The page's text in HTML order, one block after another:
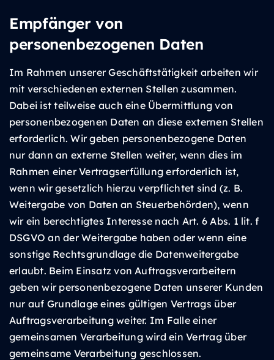
Empfänger von
personenbezogenen Daten
Im Rahmen unserer Geschäftstätigkeit arbeiten wir
mit verschiedenen externen Stellen zusammen.
Dabei ist teilweise auch eine Übermittlung von
personenbezogenen Daten an diese externen Stellen
erforderlich. Wir geben personenbezogene Daten
nur dann an externe Stellen weiter, wenn dies im
Rahmen einer Vertragserfüllung erforderlich ist,
wenn wir gesetzlich hierzu verpflichtet sind (z. B.
Weitergabe von Daten an Steuerbehörden), wenn
wir ein berechtigtes Interesse nach Art. 6 Abs. 1 lit. f
DSGVO an der Weitergabe haben oder wenn eine
sonstige Rechtsgrundlage die Datenweitergabe
erlaubt. Beim Einsatz von Auftragsverarbeitern
geben wir personenbezogene Daten unserer Kunden
nur auf Grundlage eines gültigen Vertrags über
Auftragsverarbeitung weiter. Im Falle einer
gemeinsamen Verarbeitung wird ein Vertrag über
gemeinsame Verarbeitung geschlossen.